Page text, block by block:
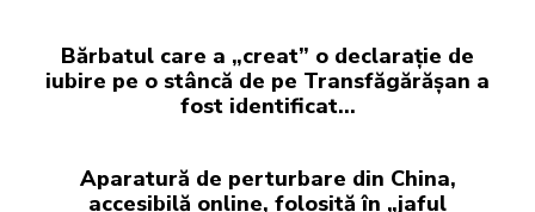
Bărbatul care a „creat” o declarație de
iubire pe o stâncă de pe Transfăgărășan a
fost identificat…
Aparatură de perturbare din China,
accesibilă online, folosită în „jaful